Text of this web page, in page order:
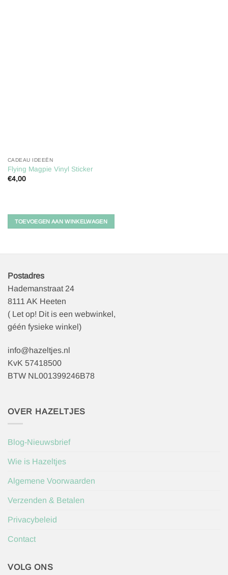
CADEAU IDEEËN
Flying Magpie Vinyl Sticker
€4,00
TOEVOEGEN AAN WINKELWAGEN
Postadres
Hademanstraat 24
8111 AK Heeten
( Let op! Dit is een webwinkel,
géén fysieke winkel)
info@hazeltjes.nl
KvK 57418500
BTW NL001399246B78
OVER HAZELTJES
Blog-Nieuwsbrief
Wie is Hazeltjes
Algemene Voorwaarden
Verzenden & Betalen
Privacybeleid
Contact
VOLG ONS